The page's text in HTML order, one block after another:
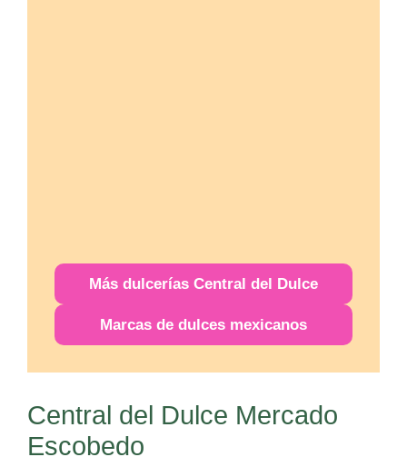
Más dulcerías Central del Dulce
Marcas de dulces mexicanos
Central del Dulce Mercado
Escobedo